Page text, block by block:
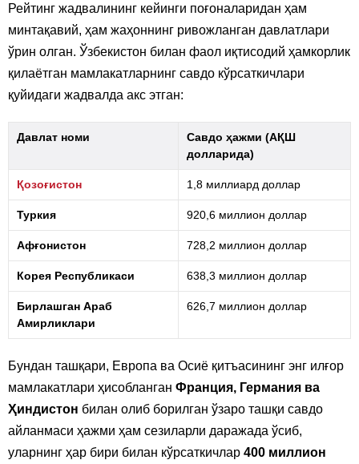
Рейтинг жадвалининг кейинги поғоналаридан ҳам
минтақавий, ҳам жаҳоннинг ривожланган давлатлари
ўрин олган. Ўзбекистон билан фаол иқтисодий ҳамкорлик
қилаётган мамлакатларнинг савдо кўрсаткичлари
қуйидаги жадвалда акс этган:
Давлат номи
Савдо ҳажми (АҚШ
долларида)
Қозоғистон 1,8 миллиард доллар
Туркия 920,6 миллион доллар
Афғонистон 728,2 миллион доллар
Корея Республикаси 638,3 миллион доллар
Бирлашган Араб
Амирликлари
626,7 миллион доллар
Бундан ташқари, Европа ва Осиё қитъасининг энг илғор
мамлакатлари ҳисобланган Франция, Германия ва
Ҳиндистон билан олиб борилган ўзаро ташқи савдо
айланмаси ҳажми ҳам сезиларли даражада ўсиб,
уларнинг ҳар бири билан кўрсаткичлар 400 миллион